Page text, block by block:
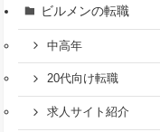
ビルメンの転職
中高年
20代向け転職
求人サイト紹介